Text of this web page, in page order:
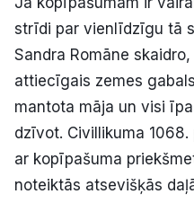
Facebook Instagram
E-avīze
strīdi par vienlīdzīgu tā
Sandra Romāne
attiecīgais zemes
mantota māja un visi
dzīvot. Civillikuma
ar kopīpašuma
noteiktās atsevišķās